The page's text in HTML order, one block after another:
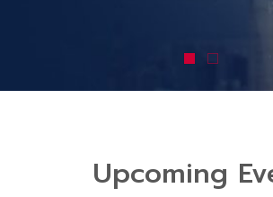
Upcoming